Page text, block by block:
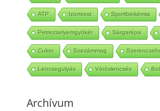
ATP Izomrost Sportbiokémia
Petrezselyemgyökér Sárgarépa
Cukor Szezámmag
Lencsegulyás Vöröslencsés
Archívum